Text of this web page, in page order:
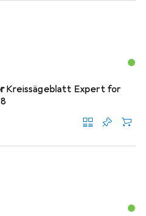
Kreissägeblatt Expert for